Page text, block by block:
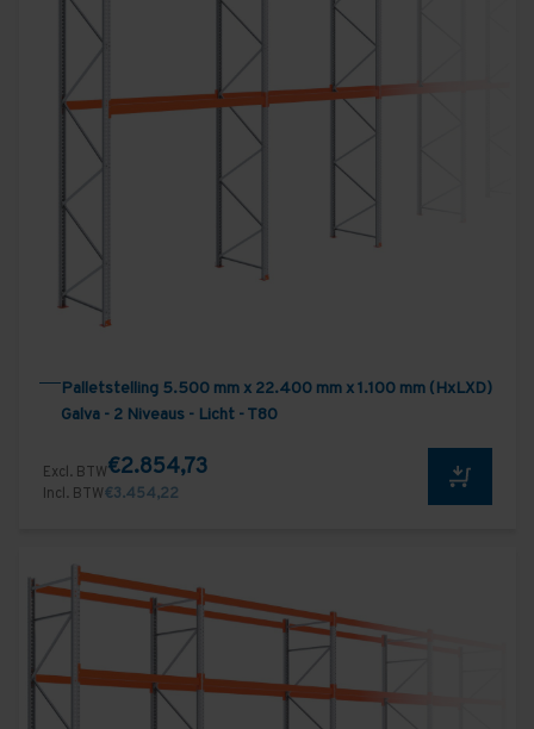
Palletstelling 5.500 mm x 22.400 mm x 1.100 mm (HxLXD)
Galva - 2 Niveaus - Licht - T80
Excl. BTW€2.854,73
Incl. BTW€3.454,22